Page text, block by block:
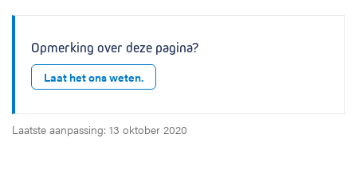
Opmerking over deze pagina?
Laat het ons weten.
Laatste aanpassing: 13 oktober 2020